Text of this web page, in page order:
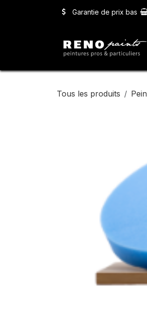
Garantie de prix bas
Tous les produits